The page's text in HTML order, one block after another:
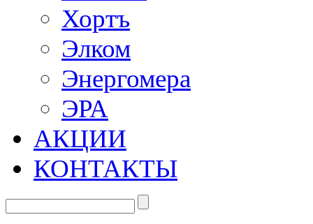
Хортъ
Элком
Энергомера
ЭРА
АКЦИИ
КОНТАКТЫ